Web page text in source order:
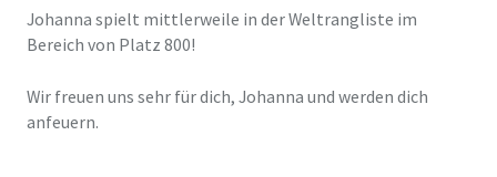
Johanna spielt mittlerweile in der Weltrangliste im
Bereich von Platz 800!
Wir freuen uns sehr für dich, Johanna und werden dich
anfeuern.